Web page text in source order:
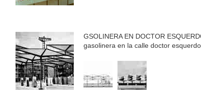
GSOLINERA EN DOCTOR
gasolinera en la calle doctor